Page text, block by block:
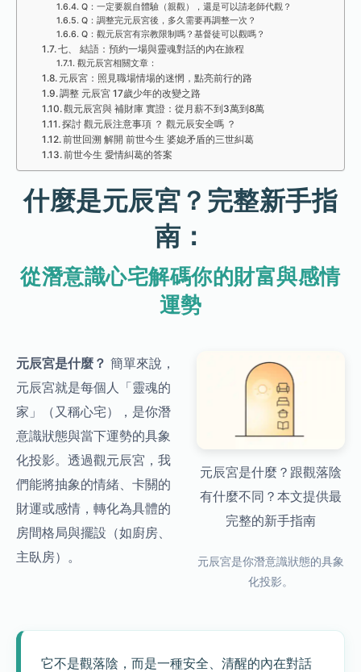
Q：一定要親自體驗（親觀），還是可以請老師代觀？
Q：調整完元辰宮後，多久需要再調整一次？
Q：觀元辰宮有宗教限制嗎？基督徒可以觀嗎？
七、 結語：預約一場與靈魂對話的內在旅程
觀元辰宮相關文章：
元辰宮：照見職場情場的迷惘，點亮前行的路
調整 元辰宮 17歲少年的改變之路
觀元辰宮與 補財庫 實證：從月薪不到3萬到8萬
探討 觀元辰注意事項 ？ 觀元辰安全嗎 ？
前世回溯 解開 前世今生 婆媳矛盾的三世糾葛
前世今生 愛情糾葛的答案
什麼是元辰宮？完整新手指
南：
從潛意識心宅解碼你的財富與感情
運勢
元辰宮是什麼？跟觀落陰
有什麼不同？本文提供最
完整的新手指南
元辰宮是你潛意識狀態的具象
化投影。
元辰宮是什麼？ 簡單來說，
元辰宮就是每個人「靈魂的
家」（又稱心宅），是你潛
意識狀態與當下運勢的具象
化投影。透過觀元辰宮，我
們能將抽象的情緒、卡關的
財運或感情，轉化為具體的
房間格局與擺設（如廚房、
主臥房）。
它不是觀落陰，而是一種安全、清醒的內在對話